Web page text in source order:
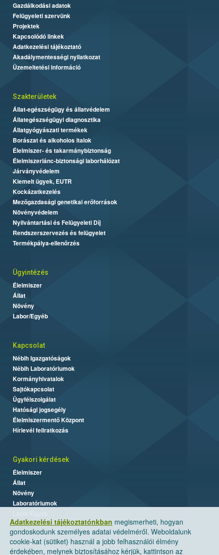
Adatkezelési tájékoztatónkban megismerheti, hogyan
gondoskodunk személyes adatai védelméről. Weboldalunk
cookie-kat (sütiket) használ a jobb felhasználói élmény
érdekében, melynek biztosításához kérjük, kattintson az
Gazdálkodási adatok
Felügyeleti szervünk
Projektek
Kapcsolódó linkek
Adatkezelési tájékoztató
Akadálymentességi nyilatkozat
Üzemeltetési információ
Szakterületek
Állat-egészségügy és állatvédelem
Állategészségügyi diagnosztika
Állatgyógyászati termékek
Borászat és alkoholos italok
Élelmiszer- és takarmánybiztonság
Élelmiszerlánc-biztonsági laborhálózat
Járványvédelem
Kiemelt ügyek, EUTR
Kockázatkezelés
Mezőgazdasági genetikai erőforrások
Növényvédelem
Nyilvántartási és Felügyeleti Díj
Rendszerszervezés és felügyelet
Termékpálya-ellenőrzés
Ügyintézés
Élelmiszer
Állat
Növény
Labor/Egyéb
Kapcsolat
Nébih Igazgatóságok
Nébih Laboratóriumok
Kormányhivatalok
Sajtókapcsolat
Ügyfélszolgálat
Hatósági jogsegély
Élelmiszermentő Központ
Hírlevél feliratkozás
Gyakori kérdések
Élelmiszer
Állat
Növény
Laboratóriumok